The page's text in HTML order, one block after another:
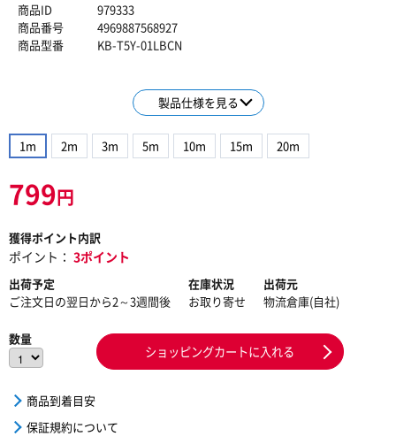
商品ID
979333
商品番号
4969887568927
商品型番
KB-T5Y-01LBCN
製品仕様を見る
1m 2m 3m 5m 10m 15m 20m
799円
獲得ポイント内訳
ポイント： 3ポイント
出荷予定
ご注文日の翌日から2～3週間後
在庫状況
お取り寄せ
出荷元
物流倉庫(自社)
数量
ショッピングカートに入れる
商品到着目安
保証規約について